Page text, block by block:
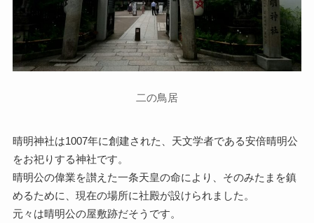
二の鳥居
晴明神社は1007年に創建された、天文学者である安倍晴明公
をお祀りする神社です。
晴明公の偉業を讃えた一条天皇の命により、そのみたまを鎮
めるために、現在の場所に社殿が設けられました。
元々は晴明公の屋敷跡だそうです。